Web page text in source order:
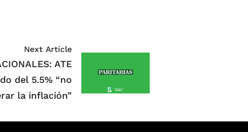
Next Article
ATE
del 5.5% “no
la inflación”